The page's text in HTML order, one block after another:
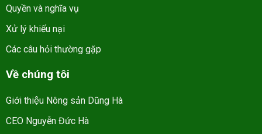
Quyền và nghĩa vụ
Xử lý khiếu nại
Các câu hỏi thường gặp
Về chúng tôi
Giới thiệu Nông sản Dũng Hà
CEO Nguyễn Đức Hà